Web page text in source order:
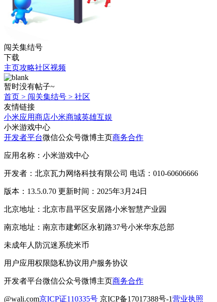
闯关集结号
下载
主页攻略社区视频
暂时没有帖子~
首页 > 闯关集结号 > 社区
友情链接
小米应用商店小米商城英雄互娱
小米游戏中心
开发者平台微信公众号微博主页商务合作
应用名称：小米游戏中心
开发者：北京瓦力网络科技有限公司 电话：010-60606666
版本：13.5.0.70 更新时间：2025年3月24日
北京地址：北京市昌平区安居路小米智慧产业园
南京地址：南京市建邺区永初路37号小米华东总部
未成年人防沉迷系统米币
用户应用权限隐私协议用户服务协议
开发者平台微信公众号微博主页商务合作
@wali.com京ICP证110335号 京ICP备17017388号-1营业执照